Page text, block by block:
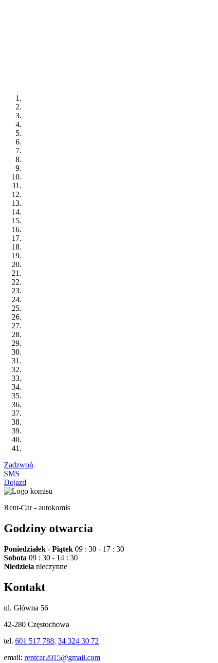
Zadzwoń
SMS
Dojazd
Rent-Car - autokomis
Godziny otwarcia
Poniedziałek - Piątek 09 : 30 - 17 : 30
Sobota 09 : 30 - 14 : 30
Niedziela nieczynne
Kontakt
ul. Główna 56
42-280 Częstochowa
tel. 601 517 788, 34 324 30 72
email: rentcar2015@gmail.com